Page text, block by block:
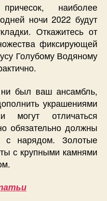
наиболее
ночи 2022 будут
Откажитесь от
фиксирующей
Голубому Водяному
был ваш ансамбль,
украшениями
могут отличаться
обязательно должны
с нарядом. Золотые
с крупными камнями